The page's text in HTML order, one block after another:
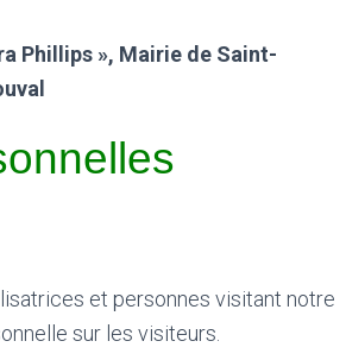
Phillips », Mairie de Saint-
et personnes visitant notre
sur les visiteurs.